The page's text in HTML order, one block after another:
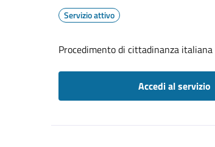
Servizio attivo
Procedimento di cittadinanza
Accedi al servizio